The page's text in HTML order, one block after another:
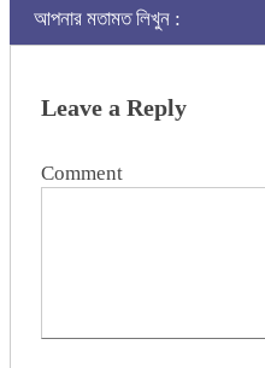
আপনার মতামত লিখুন :
Leave a Reply
Comment